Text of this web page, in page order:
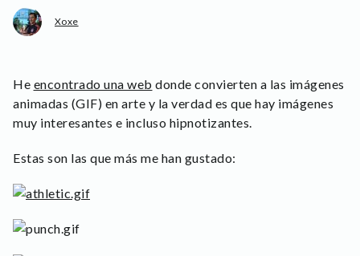
Xoxe
He encontrado una web donde convierten a las imágenes
animadas (GIF) en arte y la verdad es que hay imágenes
muy interesantes e incluso hipnotizantes.
Estas son las que más me han gustado: